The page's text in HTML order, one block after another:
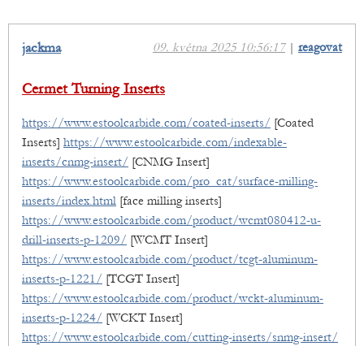
09. května 2025 10:56:17| reagovat
jackma
Cermet Turning Inserts
https://www.estoolcarbide.com/coated-inserts/ [Coated
Inserts] https://www.estoolcarbide.com/indexable-
inserts/cnmg-insert/ [CNMG Insert]
https://www.estoolcarbide.com/pro_cat/surface-milling-
inserts/index.html [face milling inserts]
https://www.estoolcarbide.com/product/wcmt080412-u-
drill-inserts-p-1209/ [WCMT Insert]
https://www.estoolcarbide.com/product/tcgt-aluminum-
inserts-p-1221/ [TCGT Insert]
https://www.estoolcarbide.com/product/wckt-aluminum-
inserts-p-1224/ [WCKT Insert]
https://www.estoolcarbide.com/cutting-inserts/snmg-insert/